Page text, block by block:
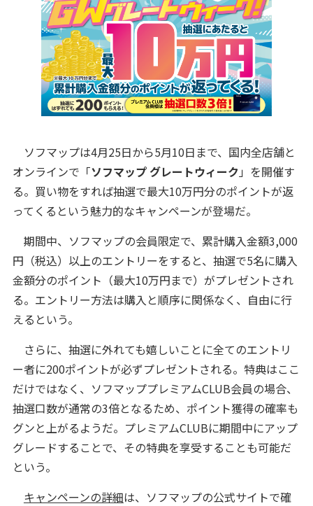
ソフマップは4月25日から5月10日まで、国内全店舗と
オンラインで「ソフマップ グレートウィーク 」を開催す
る。買い物をすれば抽選で最大10万円分のポイントが返
ってくるという魅力的なキャンペーンが登場だ。
期間中、ソフマップの会員限定で、累計購入金額3,000
円（税込）以上のエントリーをすると、抽選で5名に購入
金額分のポイント（最大10万円まで）がプレゼントされ
る。エントリー方法は購入と順序に関係なく、自由に行
えるという。
さらに、抽選に外れても嬉しいことに全てのエントリ
ー者に200ポイントが必ずプレゼントされる。特典はここ
だけではなく、ソフマッププレミアムCLUB会員の場合、
抽選口数が通常の3倍となるため、ポイント獲得の確率も
グンと上がるようだ。プレミアムCLUBに期間中にアップ
グレードすることで、その特典を享受することも可能だ
という。
キャンペーンの詳細は、ソフマップの公式サイトで確